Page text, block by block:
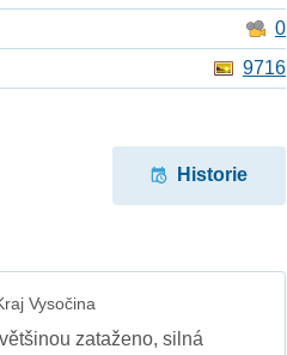
0
9716
Historie
Vysočina
zataženo, silná